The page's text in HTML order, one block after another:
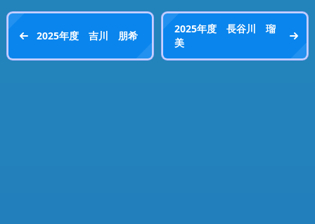
2025年度 吉川 朋希
2025年度 長谷川 瑠
美